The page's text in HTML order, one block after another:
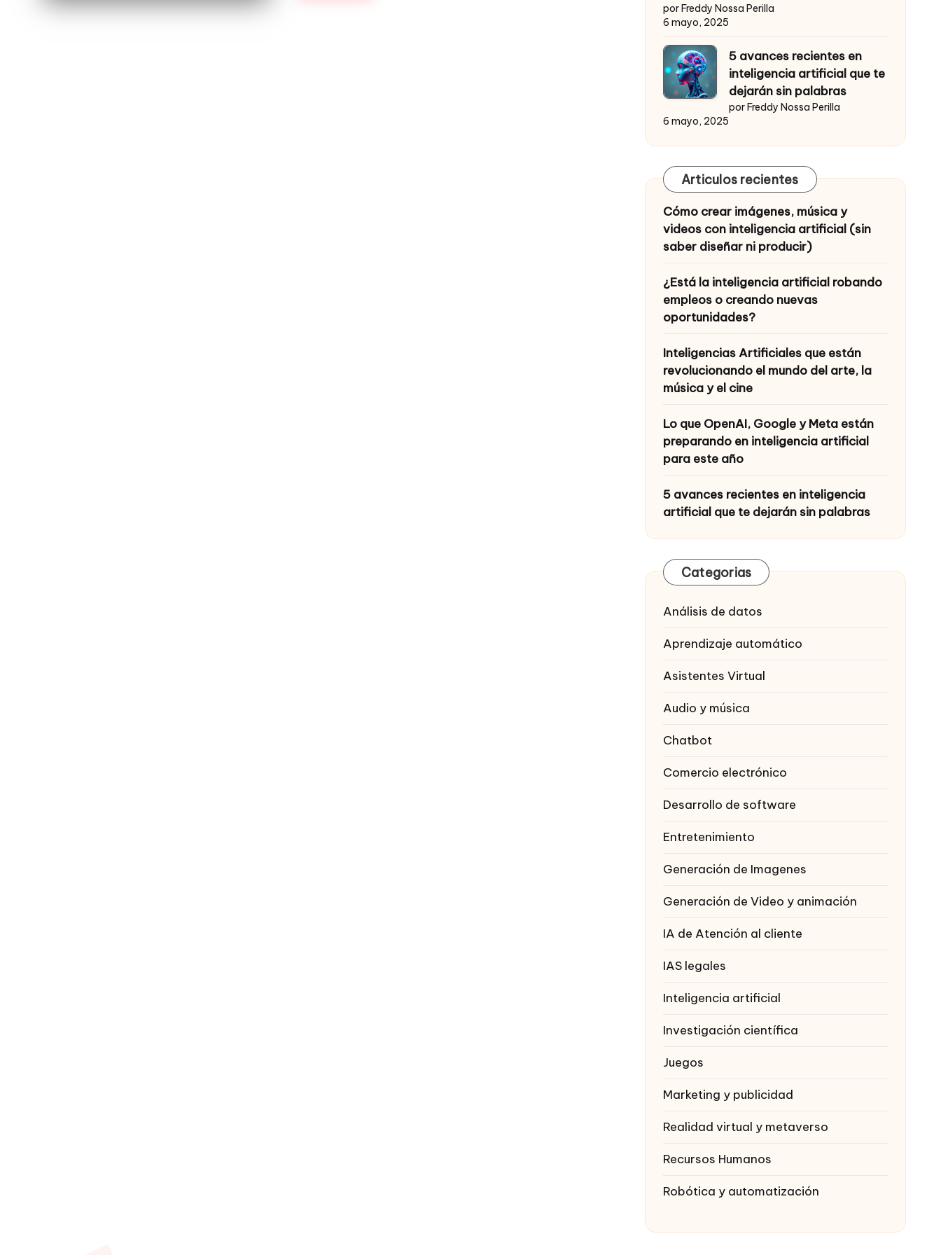
por Freddy Nossa Perilla
6 mayo, 2025
5 avances recientes en
inteligencia artificial que te
dejarán sin palabras
por Freddy Nossa Perilla
6 mayo, 2025
Articulos recientes
Cómo crear imágenes, música y
videos con inteligencia artificial (sin
saber diseñar ni producir)
¿Está la inteligencia artificial robando
empleos o creando nuevas
oportunidades?
Inteligencias Artificiales que están
revolucionando el mundo del arte, la
música y el cine
Lo que OpenAI, Google y Meta están
preparando en inteligencia artificial
para este año
5 avances recientes en inteligencia
artificial que te dejarán sin palabras
Categorias
Análisis de datos
Aprendizaje automático
Asistentes Virtual
Audio y música
Chatbot
Comercio electrónico
Desarrollo de software
Entretenimiento
Generación de Imagenes
Generación de Video y animación
IA de Atención al cliente
IAS legales
Inteligencia artificial
Investigación científica
Juegos
Marketing y publicidad
Realidad virtual y metaverso
Recursos Humanos
Robótica y automatización